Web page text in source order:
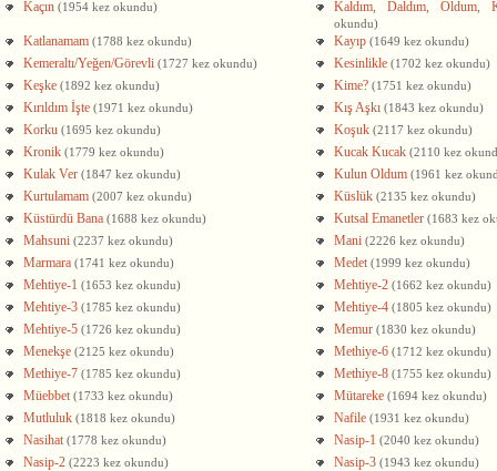
Kaçın (1954 kez okundu) Kaldım, Daldım, Oldum,
okundu)
Katlanamam (1788 kez okundu) Kayıp (1649 kez okundu)
Kemeraltı/Yeğen/Görevli (1727 kez okundu) Kesinlikle (1702 kez okundu)
Keşke (1892 kez okundu) Kime? (1751 kez okundu)
Kırıldım İşte (1971 kez okundu) Kış Aşkı (1843 kez okundu)
Korku (1695 kez okundu) Koşuk (2117 kez okundu)
Kronik (1779 kez okundu) Kucak Kucak (2110 kez
Kulak Ver (1847 kez okundu) Kulun Oldum (1961 kez
Kurtulamam (2007 kez okundu) Küslük (2135 kez okundu)
Küstürdü Bana (1688 kez okundu) Kutsal Emanetler (1683 kez
Mahsuni (2237 kez okundu) Mani (2226 kez okundu)
Marmara (1741 kez okundu) Medet (1999 kez okundu)
Mehtiye-1 (1653 kez okundu) Mehtiye-2 (1662 kez okundu)
Mehtiye-3 (1785 kez okundu) Mehtiye-4 (1805 kez okundu)
Mehtiye-5 (1726 kez okundu) Memur (1830 kez okundu)
Menekşe (2125 kez okundu) Methiye-6 (1712 kez okundu)
Methiye-7 (1785 kez okundu) Methiye-8 (1755 kez okundu)
Müebbet (1733 kez okundu) Mütareke (1694 kez okundu)
Mutluluk (1818 kez okundu) Nafile (1931 kez okundu)
Nasihat (1778 kez okundu) Nasip-1 (2040 kez okundu)
Nasip-2 (2223 kez okundu) Nasip-3 (1943 kez okundu)